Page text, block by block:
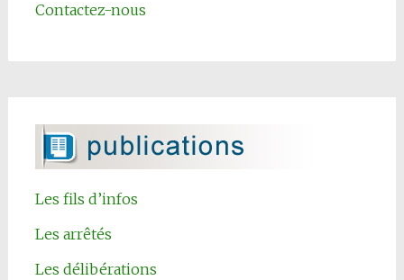
Contactez-nous
Les fils d’infos
Les arrêtés
Les délibérations